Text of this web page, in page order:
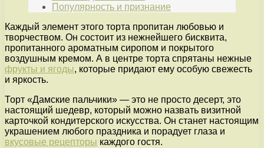
Популярность и признание
Каждый элемент этого торта пропитан любовью и
творчеством. Он состоит из нежнейшего бисквита,
пропитанного ароматным сиропом и покрытого
воздушным кремом. А в центре торта спрятаны нежные
фрукты и ягоды, которые придают ему особую свежесть
и яркость.
Торт «Дамские пальчики» — это не просто десерт, это
настоящий шедевр, который можно назвать визитной
карточкой кондитерского искусства. Он станет настоящим
украшением любого праздника и порадует глаза и
вкусовые рецепторы каждого гостя.